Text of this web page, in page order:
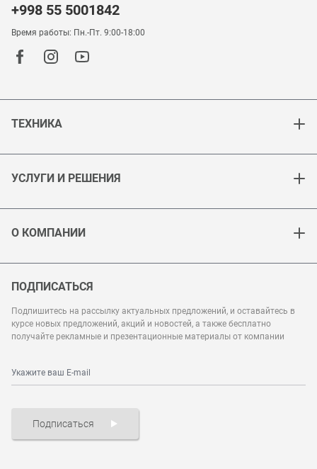
+998 55 5001842
Время работы: Пн.-Пт. 9:00-18:00
ТЕХНИКА
УСЛУГИ И РЕШЕНИЯ
О КОМПАНИИ
ПОДПИСАТЬСЯ
Подпишитесь на рассылку актуальных предложений, и оставайтесь в
курсе новых предложений, акций и новостей, а также бесплатно
получайте рекламные и презентационные материалы от компании
Подписаться